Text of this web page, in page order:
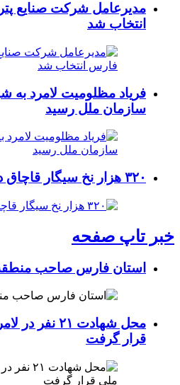
مدیرعامل شرکت صنایع
انتخاب شد
فریاد مظلومیت لامرد به
سازمان ملل رسید
۳۲۰ هزار نخ سیگار قاچاق در لامرد کشف شد
خبر تاپ صفحه
استان فارس صاحب
محل شهادت ۲۱
قرار گرفت